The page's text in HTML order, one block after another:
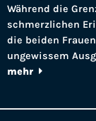
Während die
schmerzlichen
die beiden
ungewissem
mehr